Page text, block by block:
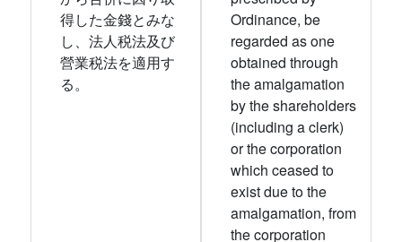
得した金錢とみな
し、法人税法及び
營業税法を適用す
る。
Ordinance, be
regarded as one
obtained through
the amalgamation
by the shareholders
(including a clerk)
or the corporation
which ceased to
exist due to the
amalgamation, from
the corporation